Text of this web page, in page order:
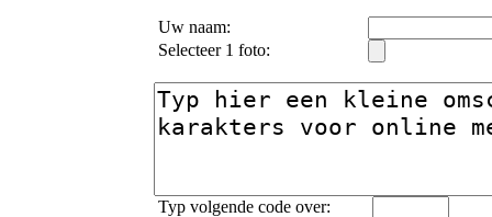
Uw naam:
Selecteer 1 foto:
Typ volgende code over: